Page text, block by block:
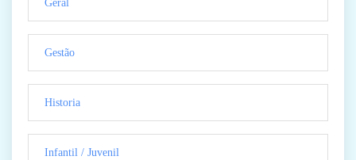
Geral
Gestão
Historia
Infantil / Juvenil